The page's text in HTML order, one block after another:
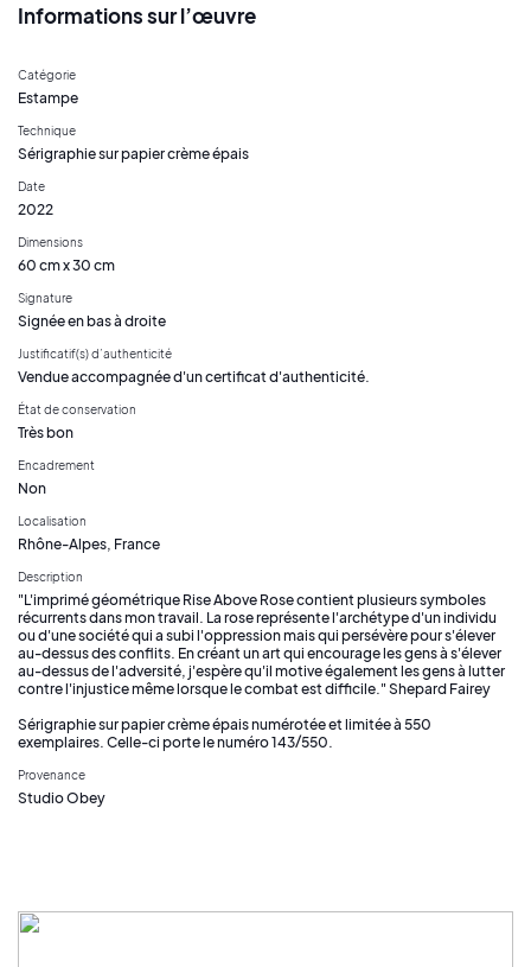
Informations sur l’œuvre
Catégorie
Estampe
Technique
Sérigraphie sur papier crème épais
Date
2022
Dimensions
60 cm x 30 cm
Signature
Signée en bas à droite
Justificatif(s) d’authenticité
Vendue accompagnée d'un certificat d'authenticité.
État de conservation
Très bon
Encadrement
Non
Localisation
Rhône-Alpes, France
Description
"L'imprimé géométrique Rise Above Rose contient plusieurs symboles
récurrents dans mon travail. La rose représente l'archétype d'un individu
ou d'une société qui a subi l'oppression mais qui persévère pour s'élever
au-dessus des conflits. En créant un art qui encourage les gens à s'élever
au-dessus de l'adversité, j'espère qu'il motive également les gens à lutter
contre l'injustice même lorsque le combat est difficile." Shepard Fairey
Sérigraphie sur papier crème épais numérotée et limitée à 550
exemplaires. Celle-ci porte le numéro 143/550.
Provenance
Studio Obey